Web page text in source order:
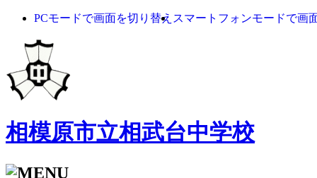
PCモードで画面を切り替え スマートフォンモードで画
相模原市立相武台中学校